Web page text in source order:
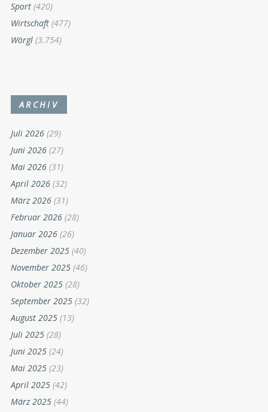
Sport (420)
Wirtschaft (477)
Wörgl (3.754)
ARCHIV
Juli 2026 (29)
Juni 2026 (27)
Mai 2026 (31)
April 2026 (32)
März 2026 (31)
Februar 2026 (28)
Januar 2026 (26)
Dezember 2025 (40)
November 2025 (46)
Oktober 2025 (28)
September 2025 (32)
August 2025 (13)
Juli 2025 (28)
Juni 2025 (24)
Mai 2025 (23)
April 2025 (42)
März 2025 (44)